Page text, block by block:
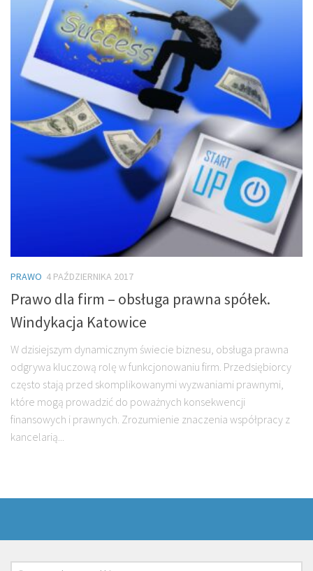
PRAWO 4 PAŹDZIERNIKA 2017
Prawo dla firm – obsługa prawna spółek.
Windykacja Katowice
W dzisiejszym dynamicznym świecie biznesu, obsługa prawna
odgrywa kluczową rolę w funkcjonowaniu firm. Przedsiębiorcy
często stają przed skomplikowanymi wyzwaniami prawnymi,
które mogą prowadzić do poważnych konsekwencji
finansowych i prawnych. Zrozumienie znaczenia współpracy z
kancelarią...